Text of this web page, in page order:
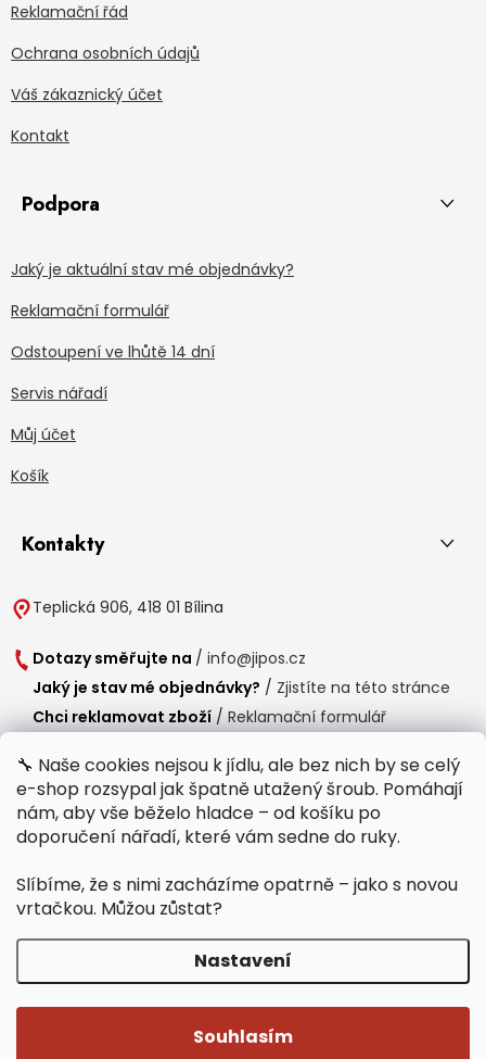
🔧 Naše cookies nejsou k jídlu, ale bez nich by se celý
e-shop rozsypal jak špatně utažený šroub. Pomáhají
nám, aby vše běželo hladce – od košíku po
doporučení nářadí, které vám sedne do ruky.
Slíbíme, že s nimi zacházíme opatrně – jako s novou
vrtačkou. Můžou zůstat?
Nastavení
Souhlasím
Reklamační řád
Ochrana osobních údajů
Váš zákaznický účet
Kontakt
Podpora
Jaký je aktuální stav mé objednávky?
Reklamační formulář
Odstoupení ve lhůtě 14 dní
Servis nářadí
Můj účet
Košík
Kontakty
Teplická 906, 418 01 Bílina
Dotazy směřujte na / info@jipos.cz
Jaký je stav mé objednávky? / Zjistíte na této stránce
Chci reklamovat zboží / Reklamační formulář
Provozní doba
Po-Čt /
8:00 - 15:00
Polední přestávka /11:00 - 11:30
Běží na Shoptet Premium/Webdesign mi-ma.cz
Copyright 2026Jipos.cz. Všechna práva vyhrazena.Upravit nastavení
cookies